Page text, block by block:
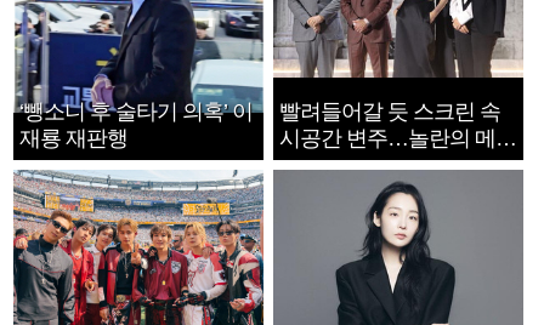
‘뺑소니 후 술타기 의혹’ 이
재룡 재판행
빨려들어갈 듯 스크린 속
시공간 변주…놀란의 메시
지는 ‘전쟁 속죄’